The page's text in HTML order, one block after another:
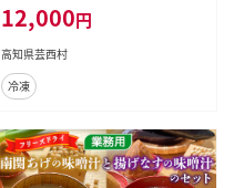
手巻き寿司 おかず 使いやすい 便利
かんたん 冷凍 小分け 個食 一人暮ら
し お手軽 おいしい 赤身 13人前 ど
んぶり
12,000円
高知県芸西村
冷凍